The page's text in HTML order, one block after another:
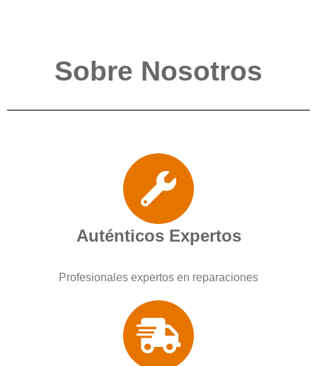
Sobre Nosotros
Auténticos Expertos
Profesionales expertos en reparaciones